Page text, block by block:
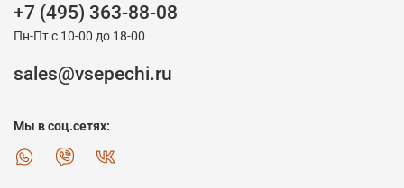
+7 (495) 363-88-08
Пн-Пт с 10-00 до 18-00
sales@vsepechi.ru
Мы в соц.сетях: